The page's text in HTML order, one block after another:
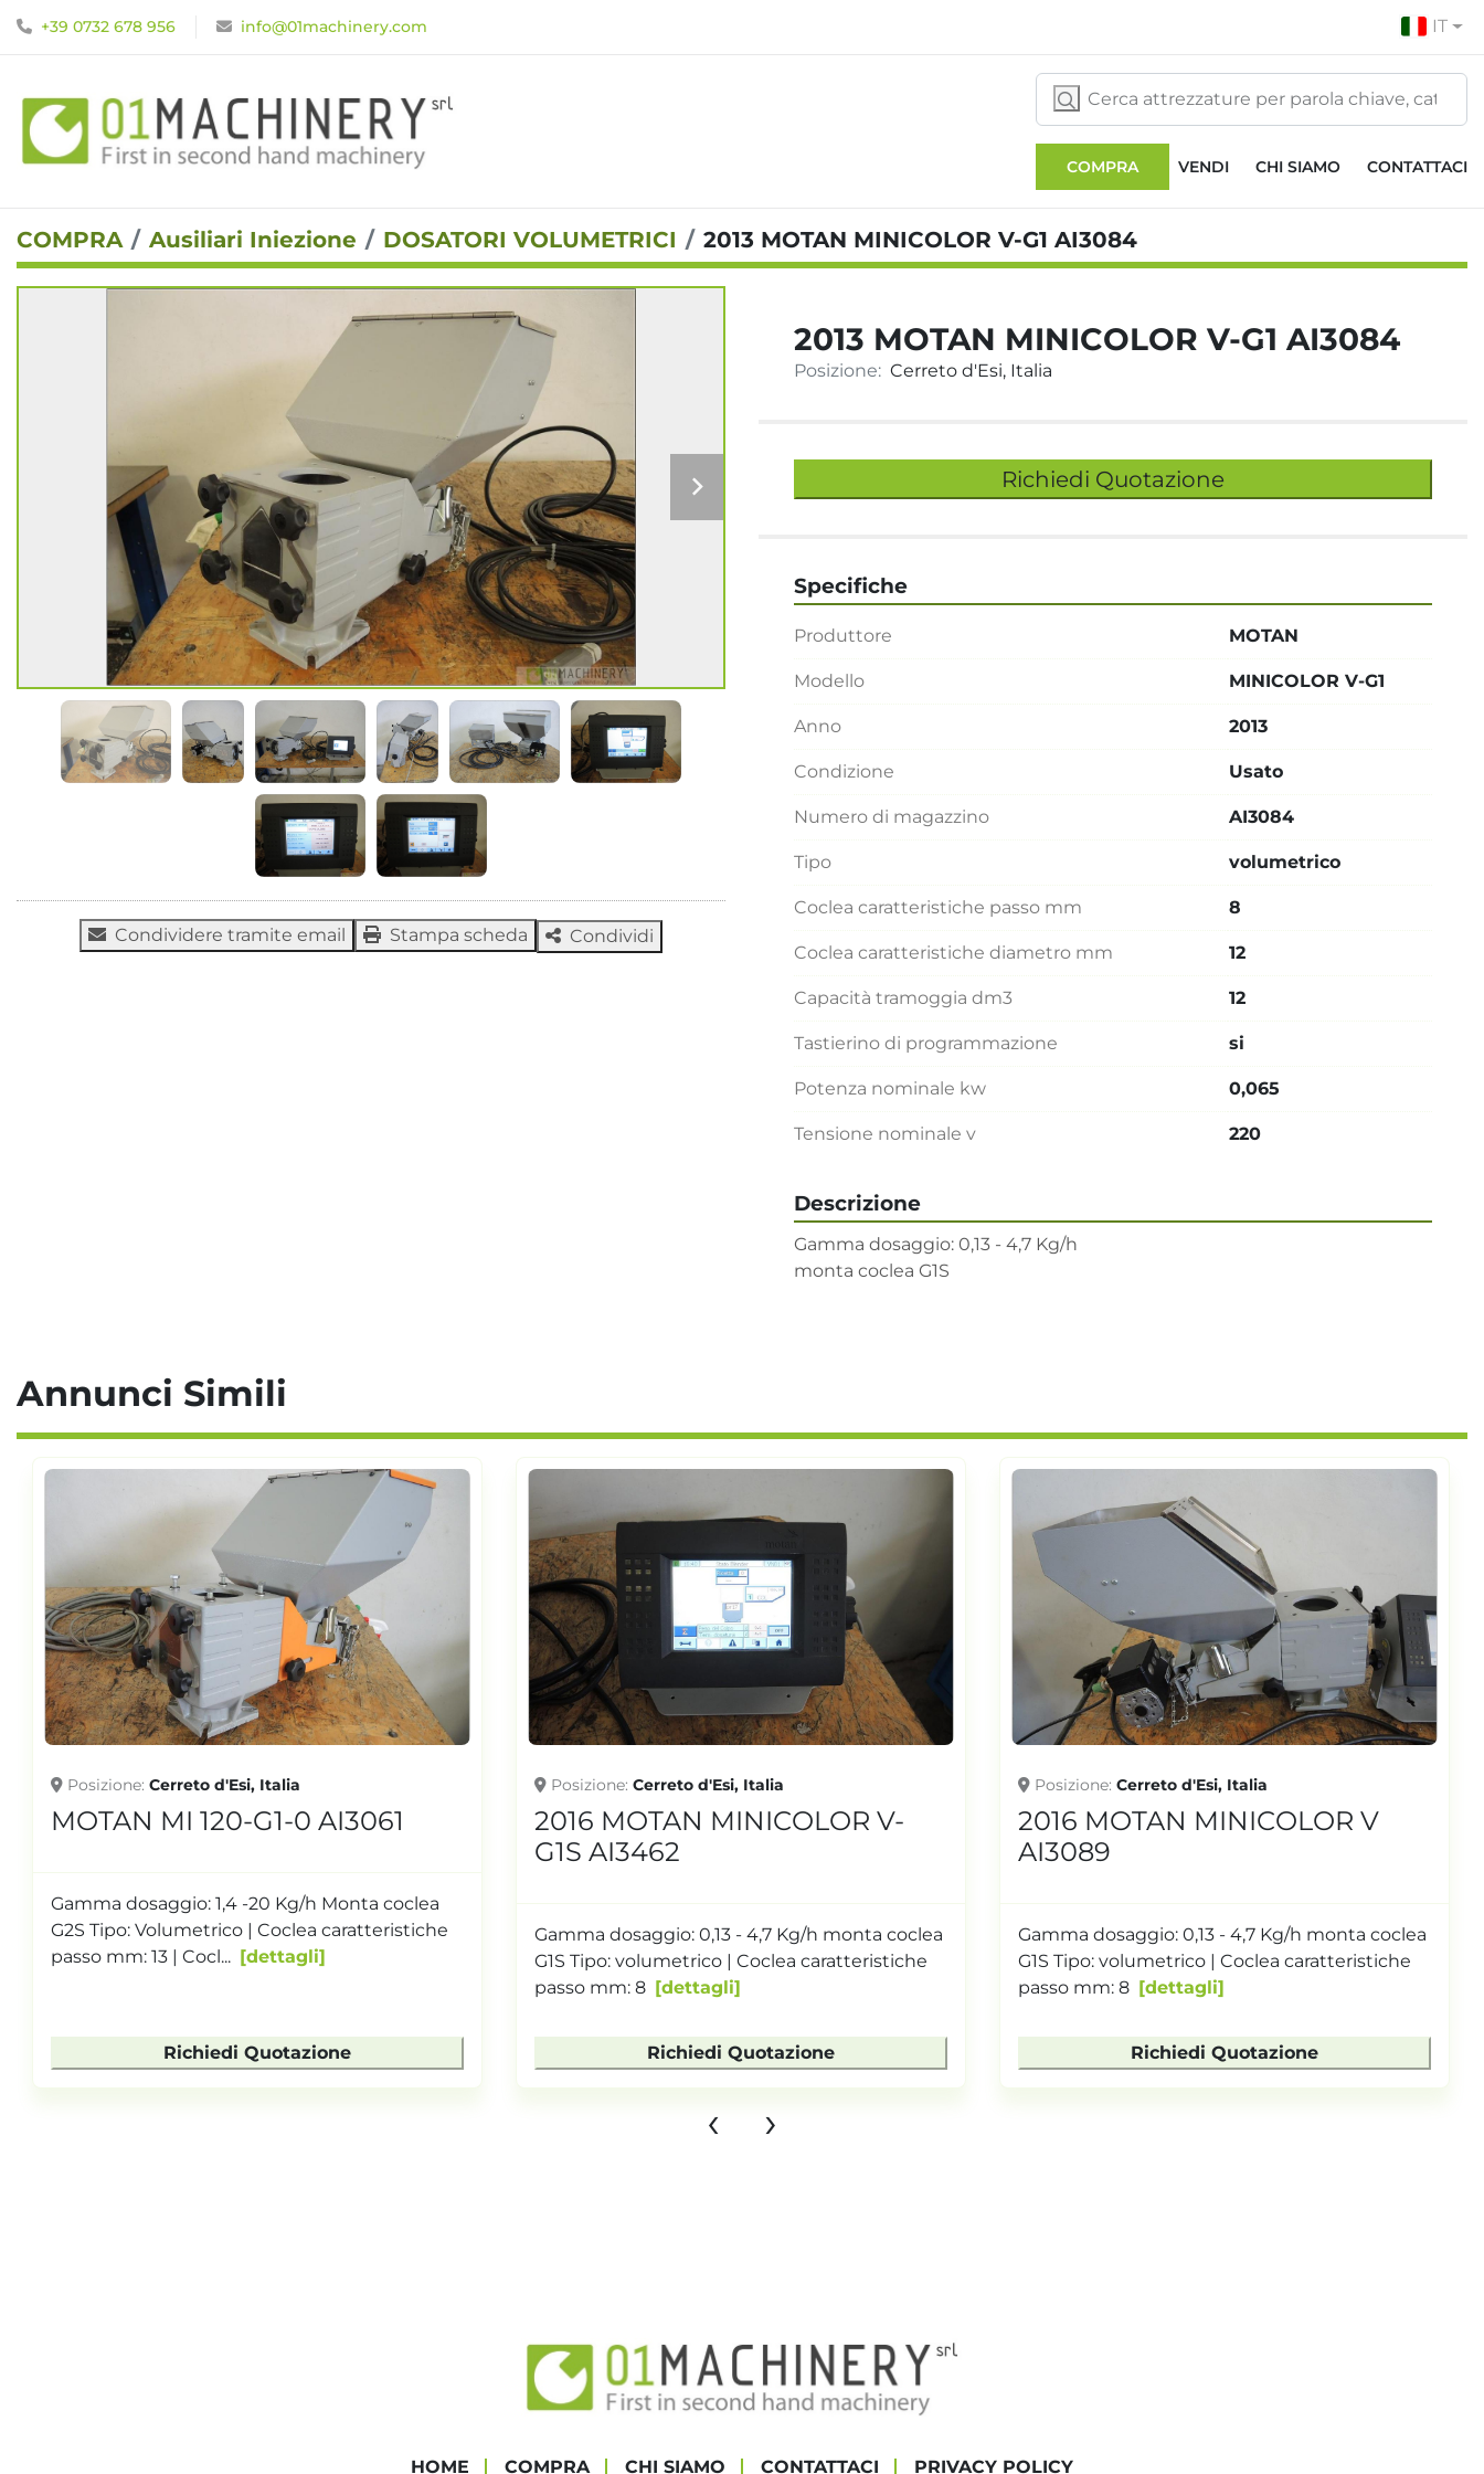
+39 0732 678 956 info@01machinery.com IT
COMPRA VENDI CHI SIAMO CONTATTACI
COMPRA Ausiliari Iniezione DOSATORI VOLUMETRICI 2013 MOTAN MINICOLOR V-G1 AI3084
Condividere tramite email Stampa scheda Condividi
2013 MOTAN MINICOLOR V-G1 AI3084
Posizione: Cerreto d'Esi, Italia
Richiedi Quotazione
Descrizione
Gamma dosaggio: 0,13 - 4,7 Kg/h
monta coclea G1S
Specifiche
Produttore MOTAN
Modello MINICOLOR V-G1
Anno 2013
Condizione Usato
Numero di magazzino AI3084
Tipo volumetrico
Coclea caratteristiche passo mm 8
Coclea caratteristiche diametro mm 12
Capacità tramoggia dm3 12
Tastierino di programmazione si
Potenza nominale kw 0,065
Tensione nominale v 220
Annunci Simili
Posizione Cerreto d'Esi, Italia
2016 MOTAN MINICOLOR V-
Gamma dosaggio: 0,13 - 4,7 Kg/h monta coclea
G1S Tipo: volumetrico | Coclea caratteristiche
Richiedi Quotazione
Posizione Cerreto d'Esi, Italia
2016 MOTAN MINICOLOR V
AI3089
Gamma dosaggio: 0,13 - 4,7 Kg/h monta coclea
G1S Tipo: volumetrico | Coclea caratteristiche
passo mm: 8
dettagli
Richiedi Quotazione
Posizione Cerreto d'Esi, Italia
2022 MOTAN MINICOLOR SG
V-G1S AI3663
sistema di dosaggio Motan a 2 unità dosatrici
Capacità di dosaggio: 0,13 - 4,7 Kg/h a dosatore
mo...
dettagli
Richiedi Quotazione
‹ ›
HOME COMPRA CHI SIAMO CONTATTACI PRIVACY POLICY